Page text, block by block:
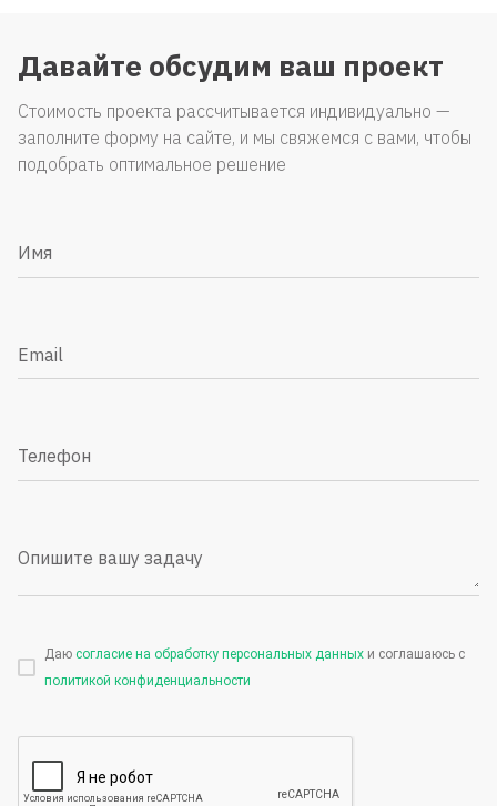
Давайте обсудим ваш проект
Стоимость проекта рассчитывается индивидуально —
заполните форму на сайте, и мы свяжемся с вами, чтобы
подобрать оптимальное решение
Имя
Email
Телефон
Опишите вашу задачу
Даю согласие на обработку персональных данных и соглашаюсь с
политикой конфиденциальности